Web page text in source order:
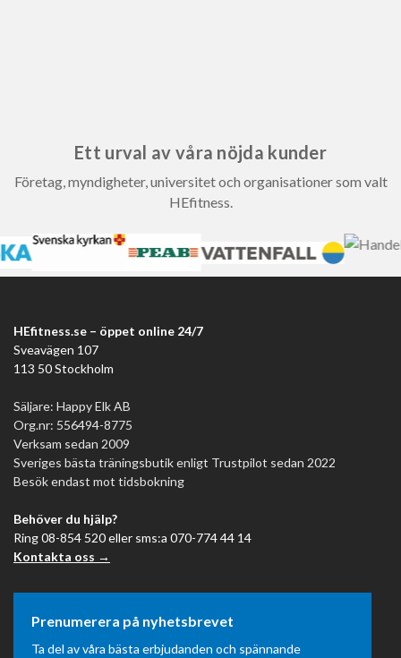
Ett urval av våra nöjda kunder
Företag, myndigheter, universitet och organisationer som valt
HEfitness.
HEfitness.se – öppet online 24/7
Sveavägen 107
113 50 Stockholm
Säljare: Happy Elk AB
Org.nr: 556494-8775
Verksam sedan 2009
Sveriges bästa träningsbutik enligt Trustpilot sedan 2022
Besök endast mot tidsbokning
Behöver du hjälp?
Ring 08-854 520 eller sms:a 070-774 44 14
Kontakta oss →
Prenumerera på nyhetsbrevet
Ta del av våra bästa erbjudanden och spännande